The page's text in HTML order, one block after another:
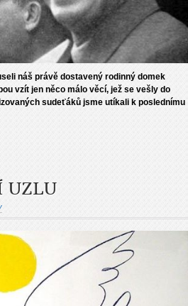
náš právě dostavený rodinný domek
vzít jen něco málo věcí, jež se vešly do
sudeťáků jsme utíkali k poslednímu
UZLU